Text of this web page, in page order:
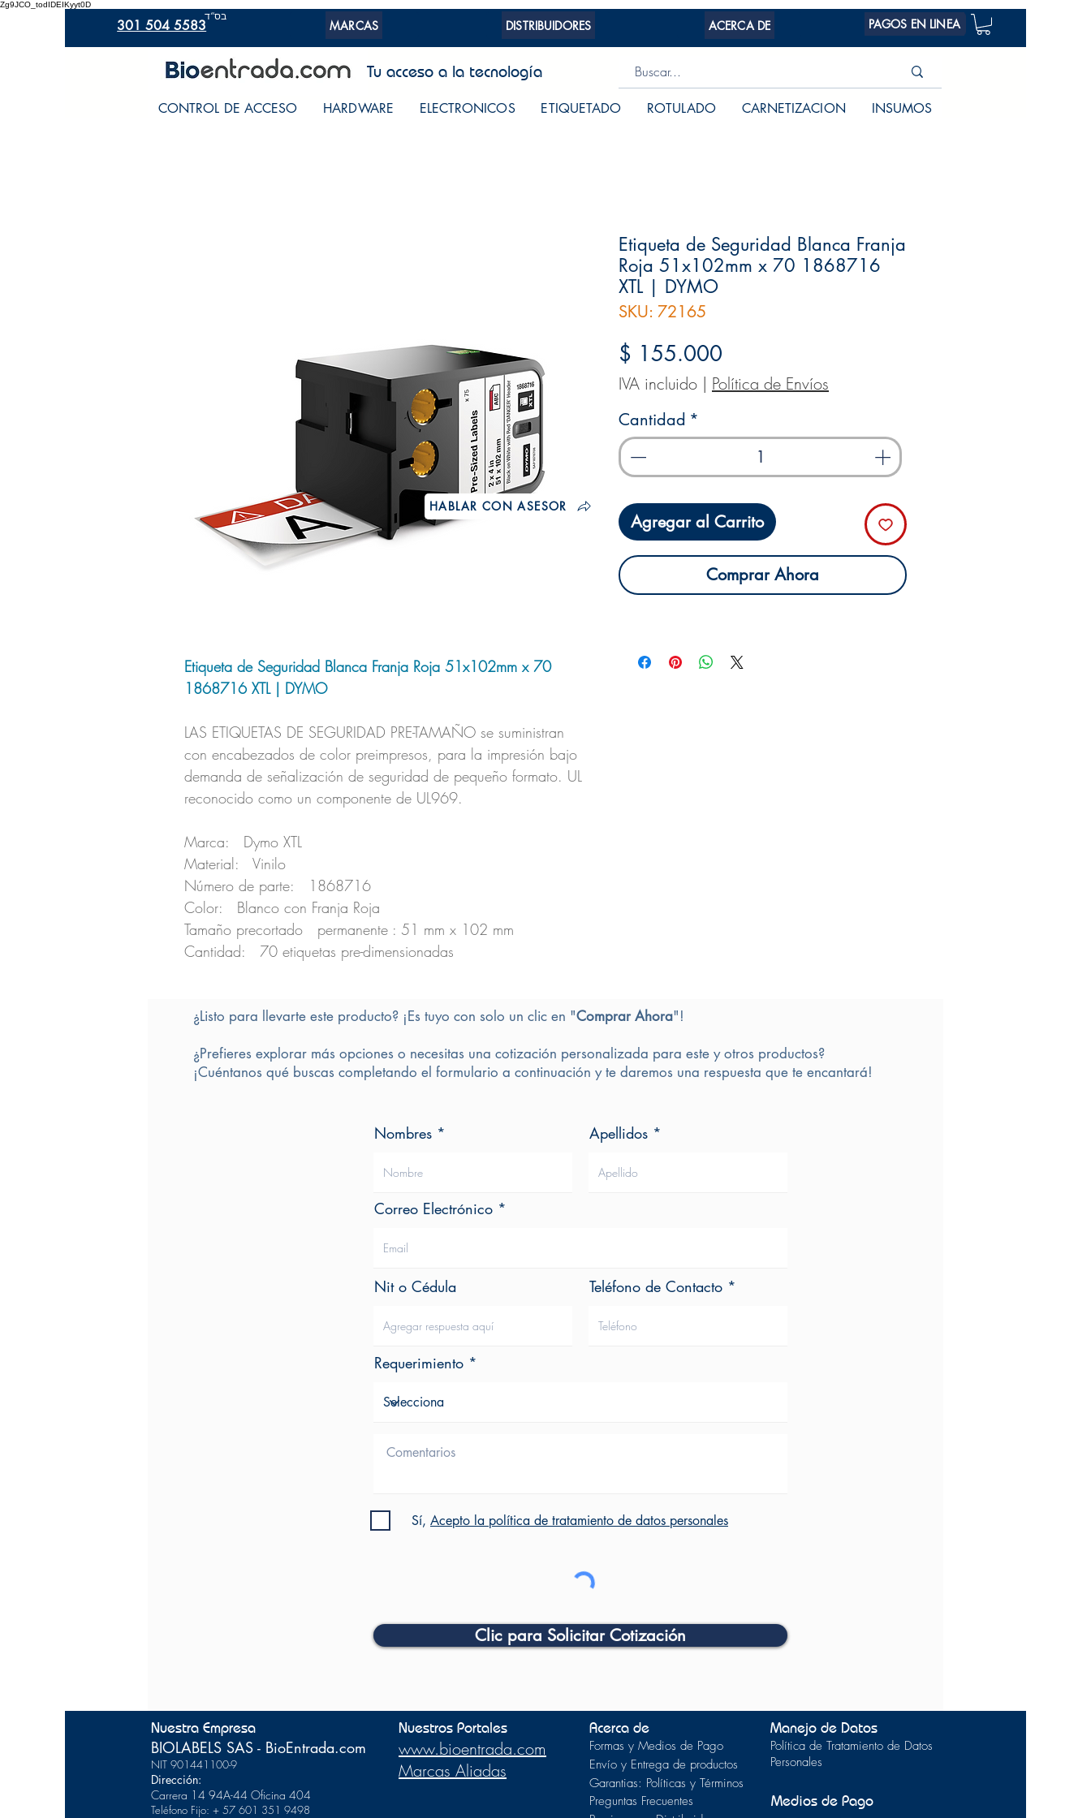
Zg9JCO_todIDEIKyyt0D
301 504 5583
בס“ד
MARCAS DISTRIBUIDORES ACERCA DE PAGOS EN LINEA
Tu acceso a la tecnología
CONTROL DE ACCESO HARDWARE ELECTRONICOS ETIQUETADO ROTULADO CARNETIZACION INSUMOS
Etiqueta de Seguridad Blanca Franja Roja 51x102mm x 70
1868716 XTL | DYMO
LAS ETIQUETAS DE SEGURIDAD PRE-TAMAÑO se suministran
con encabezados de color preimpresos, para la impresión bajo
demanda de señalización de seguridad de pequeño formato. UL
reconocido como un componente de UL969.
Marca: Dymo XTL
Material: Vinilo
Número de parte: 1868716
Color: Blanco con Franja Roja
Tamaño precortado permanente : 51 mm x 102 mm
Cantidad: 70 etiquetas pre-dimensionadas
Etiqueta de Seguridad Blanca Franja
Roja 51x102mm x 70 1868716
XTL | DYMO
SKU: 72165
$ 155.000
IVA incluido | Política de Envíos
Cantidad *
Agregar al Carrito
Comprar Ahora
HABLAR CON ASESOR
¿Listo para llevarte este producto? ¡Es tuyo con solo un clic en "Comprar Ahora"!
¿Prefieres explorar más opciones o necesitas una cotización personalizada para este y otros productos?
¡Cuéntanos qué buscas completando el formulario a continuación y te daremos una respuesta que te encantará!
Nombres Apellidos
Correo Electrónico
Nit o Cédula Teléfono de Contacto
Requerimiento
Sí, Acepto la política de tratamiento de datos personales
Clic para Solicitar Cotización
Nuestra Empresa
BIOLABELS SAS - BioEntrada.com
NIT 901441100-9
Dirección:
Carrera 14 94A-44 Oficina 404
Teléfono Fijo: + 57 601 351 9498
Nuestros Portales
www.bioentrada.com
Marcas Aliadas
Acerca de
Formas y Medios de Pago
Envío y Entrega de productos
Garantias: Políticas y Términos
Preguntas Frecuentes
Manejo de Datos
Política de Tratamiento de Datos
Personales
Medios de Pago